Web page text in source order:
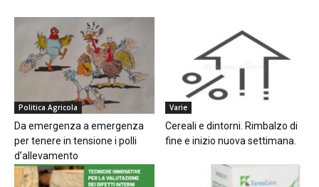
Politica Agricola
Da emergenza a emergenza
per tenere in tensione i polli
d’allevamento
Varie
Cereali e dintorni. Rimbalzo di
fine e inizio nuova settimana.